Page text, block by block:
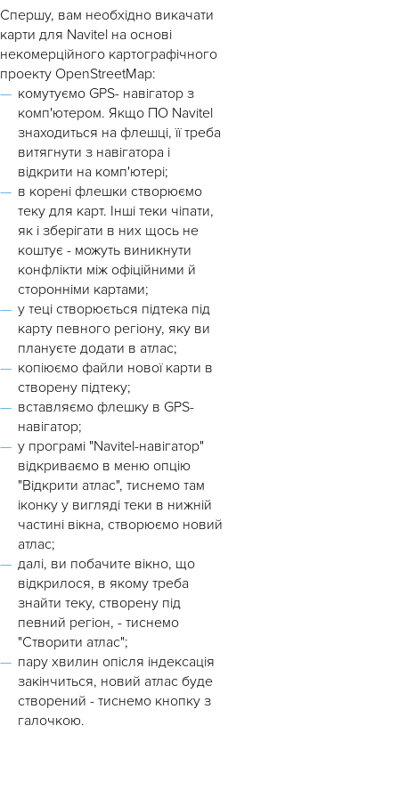
Спершу, вам необхідно викачати
карти для Navitel на основі
некомерційного картографічного
проекту OpenStreetMap:
комутуємо GPS- навігатор з
комп'ютером. Якщо ПО Navitel
знаходиться на флешці, її треба
витягнути з навігатора і
відкрити на комп'ютері;
в корені флешки створюємо
теку для карт. Інші теки чіпати,
як і зберігати в них щось не
коштує - можуть виникнути
конфлікти між офіційними й
сторонніми картами;
у теці створюється підтека під
карту певного регіону, яку ви
плануєте додати в атлас;
копіюємо файли нової карти в
створену підтеку;
вставляємо флешку в GPS-
навігатор;
у програмі "Navitel-навігатор"
відкриваємо в меню опцію
"Відкрити атлас", тиснемо там
іконку у вигляді теки в нижній
частині вікна, створюємо новий
атлас;
далі, ви побачите вікно, що
відкрилося, в якому треба
знайти теку, створену під
певний регіон, - тиснемо
"Створити атлас";
пару хвилин опісля індексація
закінчиться, новий атлас буде
створений - тиснемо кнопку з
галочкою.